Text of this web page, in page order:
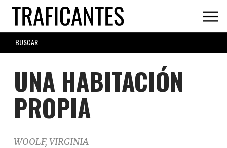
Skip
main
content
SEARCH
FORM
UNA HABITACIÓN
PROPIA
WOOLF, VIRGINIA